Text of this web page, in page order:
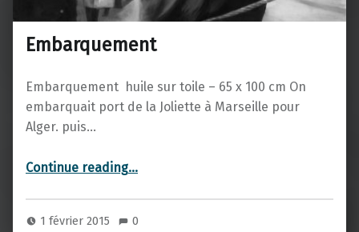
Embarquement
Embarquement huile sur toile – 65 x 100 cm On
embarquait port de la Joliette à Marseille pour
Alger. puis…
Continue reading…
1 février 2015 0